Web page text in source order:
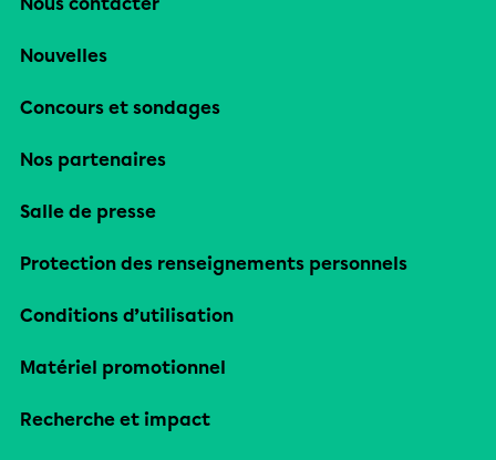
Nous contacter
Nouvelles
Concours et sondages
Nos partenaires
Salle de presse
Protection des renseignements personnels
Conditions d’utilisation
Matériel promotionnel
Recherche et impact